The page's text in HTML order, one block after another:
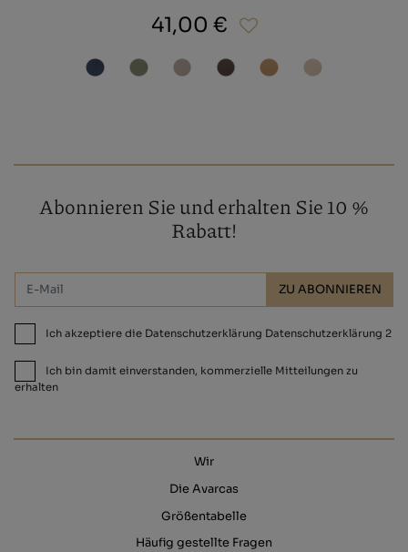
41,00 €
Abonnieren Sie und erhalten Sie 10 %
Rabatt!
ZU ABONNIEREN
Ich akzeptiere die Datenschutzerklärung Datenschutzerklärung 2
Ich bin damit einverstanden, kommerzielle Mitteilungen zu
erhalten
Wir
Die Avarcas
Größentabelle
Häufig gestellte Fragen